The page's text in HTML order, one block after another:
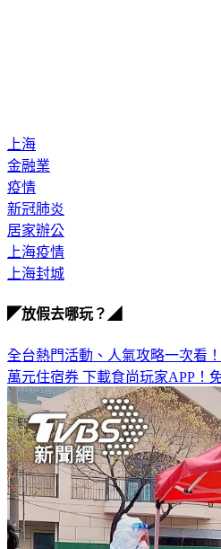
上海
金融業
疫情
新冠肺炎
居家辦公
上海疫情
上海封城
◤放假去哪玩？◢
全台熱門活動、人氣攻略一次看！
萬元住宿券 下載食尚玩家APP！